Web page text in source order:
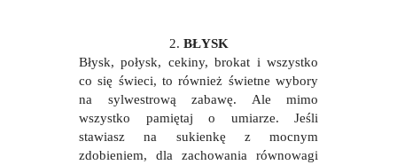
2. BŁYSK
Błysk, połysk, cekiny, brokat i wszystko
co się świeci, to również świetne wybory
na sylwestrową zabawę. Ale mimo
wszystko pamiętaj o umiarze. Jeśli
stawiasz na sukienkę z mocnym
zdobieniem, dla zachowania równowagi